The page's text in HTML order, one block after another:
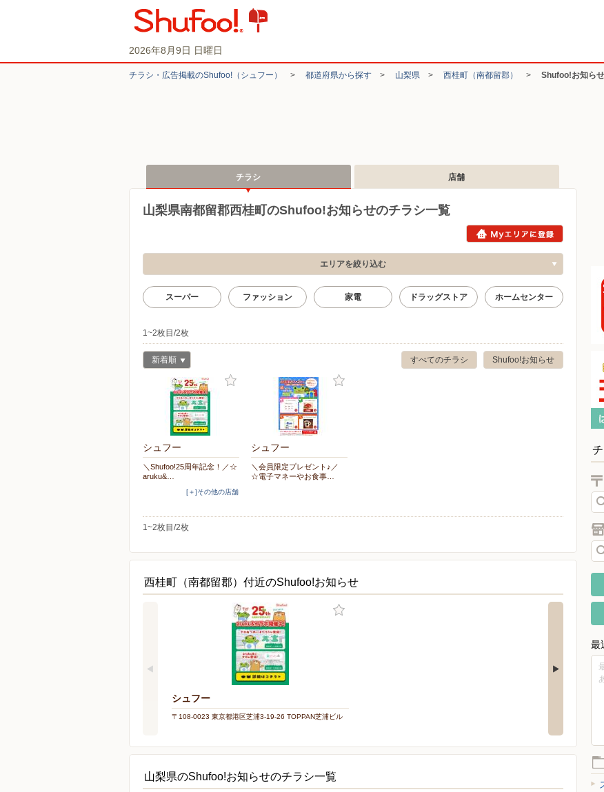
2026年8月9日 日曜日
チラシ・​広告掲載の​Shufoo!​（シュフー） > 都道府県から探す > 山梨県 > 西桂町（南都留郡） > Shufoo!お知ら
チラシ 店舗
山梨県南都留郡西桂町のShufoo!お知らせのチラシ一覧
エリアを絞り込む
スーパー ファッション 家電 ドラッグストア ホームセンター
1~2枚目/2枚
Shufoo!お知らせ
すべてのチラシ
新着順
シュフー
＼Shufoo!25周年記念！／☆
aruku&…
[＋]その他の店舗
シュフー
＼会員限定プレゼント♪／
☆電子マネーやお食事…
1~2枚目/2枚
西桂町（南都留郡）付近のShufoo!お知らせ
シュフー
〒108-0023 東京都港区芝浦3-19-26 TOPPAN芝浦ビル
山梨県のShufoo!お知らせのチラシ一覧
最